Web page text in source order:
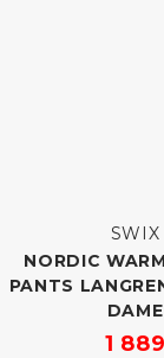
SWIX
NORDIC
PANTS
DAME
1 889